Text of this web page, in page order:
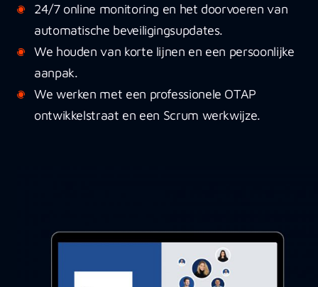
24/7 online monitoring en het doorvoeren van
automatische beveiligingsupdates.
We houden van korte lijnen en een persoonlijke
aanpak.
We werken met een professionele OTAP
ontwikkelstraat en een Scrum werkwijze.